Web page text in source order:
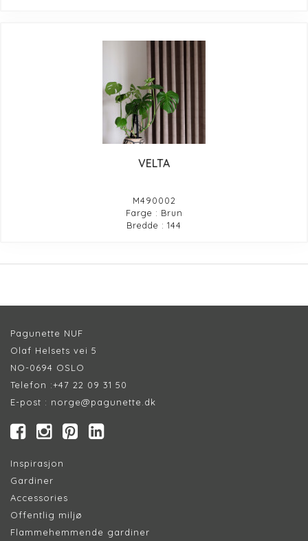
VELTA
M490002
Farge : Brun
Bredde : 144
Pagunette NUF
Olaf Helsets vei 5
NO-0694 OSLO
Telefon :+47 22 09 31 50
E-post : norge@pagunette.dk
Inspirasjon
Gardiner
Accessories
Offentlig miljø
Flammehemmende gardiner